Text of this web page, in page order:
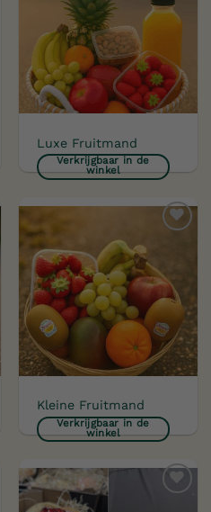
verlanglijst
Luxe Fruitmand
Verkrijgbaar in de
winkel
Toevoegen
verlanglijst
Kleine Fruitmand
Verkrijgbaar in de
winkel